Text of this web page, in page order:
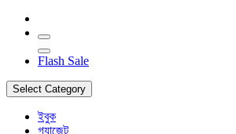
Flash Sale
Select Category
ইবুক
গ্যাজেট